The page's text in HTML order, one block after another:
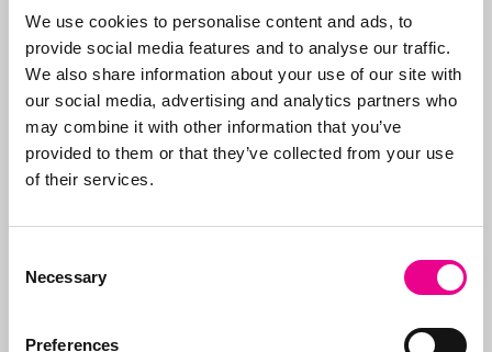
We use cookies to personalise content and ads, to
provide social media features and to analyse our traffic.
We also share information about your use of our site with
our social media, advertising and analytics partners who
may combine it with other information that you’ve
provided to them or that they’ve collected from your use
of their services.
Selection
Necessary
Preferences
in het aanvragen van
merken- en
modelrechten
doen wij in de
wereldwijd voor zowel
het MKB
als
internationale
start alles met een
aanvraag. Doel is de
Meer over
Abcor